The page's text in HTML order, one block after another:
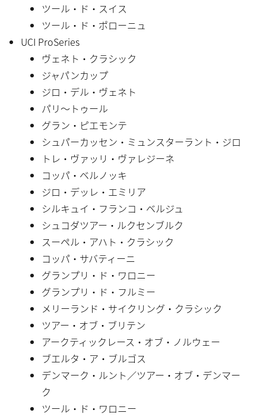
ツール・ド・スイス
ツール・ド・ポローニュ
UCI ProSeries
ヴェネト・クラシック
ジャパンカップ
ジロ・デル・ヴェネト
パリ〜トゥール
グラン・ピエモンテ
シュパーカッセン・ミュンスターラント・ジロ
トレ・ヴァッリ・ヴァレジーネ
コッパ・ベルノッキ
ジロ・デッレ・エミリア
シルキュイ・フランコ・ベルジュ
シュコダツアー・ルクセンブルク
スーペル・アハト・クラシック
コッパ・サバティーニ
グランプリ・ド・ワロニー
グランプリ・ド・フルミー
メリーランド・サイクリング・クラシック
ツアー・オブ・ブリテン
アークティックレース・オブ・ノルウェー
ブエルタ・ア・ブルゴス
デンマーク・ルント／ツアー・オブ・デンマー
ク
ツール・ド・ワロニー